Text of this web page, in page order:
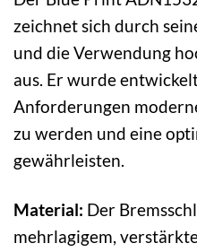
zeichnet sich durch
und die Verwendung
aus. Er wurde
Anforderungen
zu werden und eine
gewährleisten.
Material: Der
mehrlagigem,